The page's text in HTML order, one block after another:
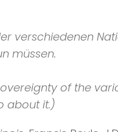
verschiedenen
müssen.
of the
about it.)